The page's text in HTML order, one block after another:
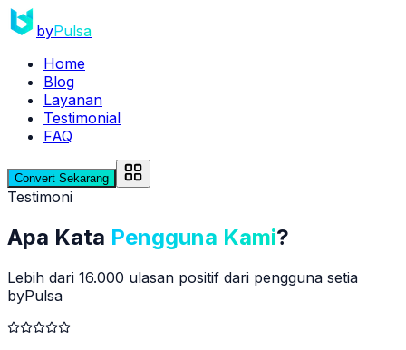
byPulsa
Home
Blog
Layanan
Testimonial
FAQ
Convert Sekarang
Testimoni
Apa Kata Pengguna Kami?
Lebih dari 16.000 ulasan positif dari pengguna setia
byPulsa